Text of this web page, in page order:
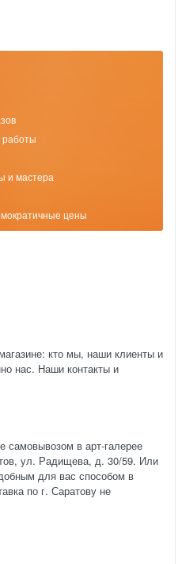
работы
и мастера
цены
кто мы, наши клиенты и
нас. Наши контакты и
самовывозом в арт-галерее
ул. Радищева, д. 30/59. Или
для вас способом в
по г. Саратову не